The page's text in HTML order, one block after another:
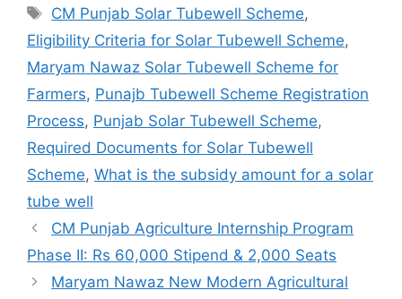
Tags
CM Punjab Solar Tubewell Scheme,
Eligibility Criteria for Solar Tubewell Scheme,
Maryam Nawaz Solar Tubewell Scheme for
Farmers, Punajb Tubewell Scheme Registration
Process, Punjab Solar Tubewell Scheme,
Required Documents for Solar Tubewell
Scheme, What is the subsidy amount for a solar
tube well
CM Punjab Agriculture Internship Program
Phase II: Rs 60,000 Stipend & 2,000 Seats
Maryam Nawaz New Modern Agricultural